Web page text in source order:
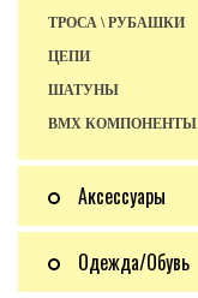
ТРОСА \ РУБАШКИ
ЦЕПИ
ШАТУНЫ
BMX КОМПОНЕНТЫ
Аксессуары
Одежда/Обувь